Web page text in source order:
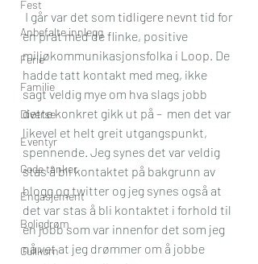
Fest
Anbefalte innlegg
Ferie
Familie
Diverse
Eventyr
Gode tanker
Engasjement
Boligdrøm
Gullkorn
I går var det som tidligere nevnt tid for
en prat med de flinke, positive
miljøkommunikasjonsfolka i Loop. De
hadde tatt kontakt med meg, ikke
sagt veldig mye om hva slags jobb
dette konkret gikk ut på –  men det var
likevel et helt greit utgangspunkt,
spennende. Jeg synes det var veldig
stas å bli kontaktet på bakgrunn av
blogg og twitter og jeg synes også at
det var stas å bli kontaktet i forhold til
en jobb som var innenfor det som jeg
nå vet at jeg drømmer om å jobbe